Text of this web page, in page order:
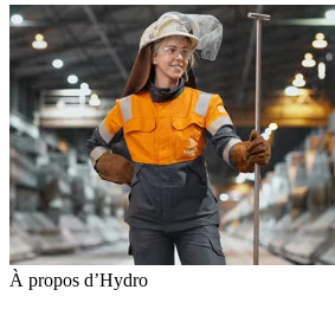
À propos d’Hydro